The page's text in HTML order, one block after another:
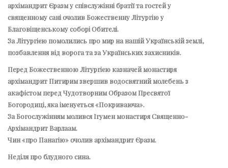
архімандрит Єразм у співслужінні братії та гостей у
священному сані очолив Божественну Літургію у
Благовіщенському соборі Обителі.
За Літургією помолились про мир на нашій Українській землі,
позбавлення від ворога та за Українських захисників.
Перед Божественною Літургією казначей монастиря
архімандрит Питирим звершив водосвятний молебень з
акафістом перед Чудотворним Образом Пресвятої
Богородиці, яка іменується «Покриваюча».
За Богослужінням молився Ігумен монастиря Священно-
Архімандрит Варлаам.
Чин «про Панагію» очолив архімандрит Єразм.
Неділя про блудного сина.